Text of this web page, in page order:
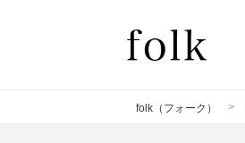
folk（フォーク）